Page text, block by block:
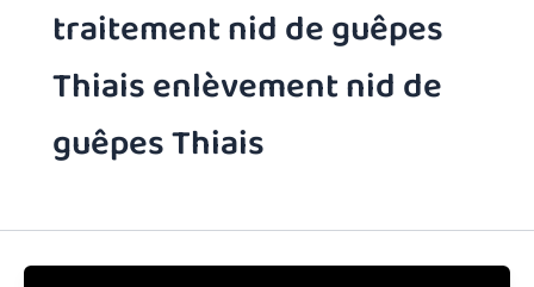
traitement nid de guêpes
Thiais enlèvement nid de
guêpes Thiais